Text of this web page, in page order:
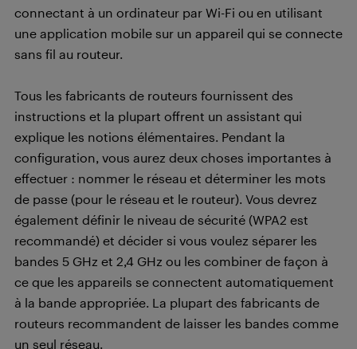
connectant à un ordinateur par Wi-Fi ou en utilisant
une application mobile sur un appareil qui se connecte
sans fil au routeur.
Tous les fabricants de routeurs fournissent des
instructions et la plupart offrent un assistant qui
explique les notions élémentaires. Pendant la
configuration, vous aurez deux choses importantes à
effectuer : nommer le réseau et déterminer les mots
de passe (pour le réseau et le routeur). Vous devrez
également définir le niveau de sécurité (WPA2 est
recommandé) et décider si vous voulez séparer les
bandes 5 GHz et 2,4 GHz ou les combiner de façon à
ce que les appareils se connectent automatiquement
à la bande appropriée. La plupart des fabricants de
routeurs recommandent de laisser les bandes comme
un seul réseau.